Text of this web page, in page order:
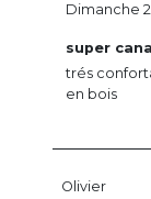
super
trés
en bois
Dimanche
Olivier